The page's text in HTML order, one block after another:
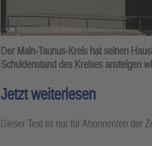
Der Main-Taunus-Kreis hat seinen
Schuldenstand des Kreises ansteigen
Jetzt weiterlesen
Dieser Text ist nur für Abonnenten der